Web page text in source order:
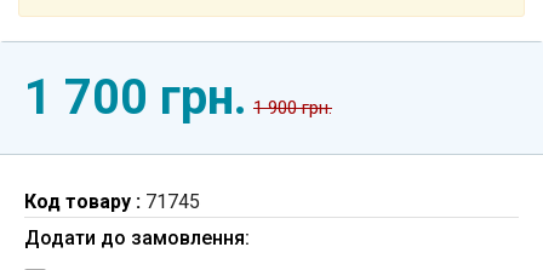
1 700 грн. 1 900 грн.
Код товару : 71745
Додати до замовлення: